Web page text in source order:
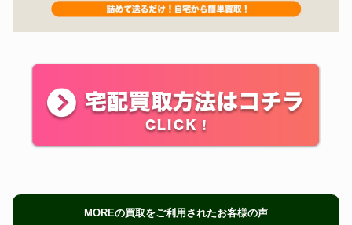
MOREの買取をご利用されたお客様の声